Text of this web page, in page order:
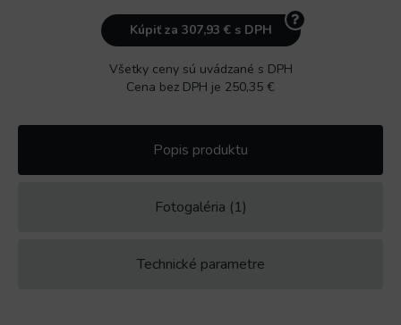
Kúpiť za 307,93 € s DPH
Všetky ceny sú uvádzané s DPH
Cena bez DPH je 250,35 €
Popis produktu
Fotogaléria (1)
Technické parametre